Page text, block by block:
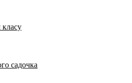
садочка